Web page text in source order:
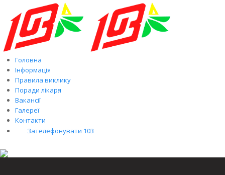
Головна
Інформація
Правила виклику
Поради лікаря
Вакансії
Галереї
Контакти
Зателефонувати 103